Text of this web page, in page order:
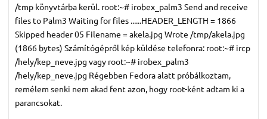
/tmp könyvtárba kerül. root:~# irobex_palm3 Send and receive
files to Palm3 Waiting for files ......HEADER_LENGTH = 1866
Skipped header 05 Filename = akela.jpg Wrote /tmp/akela.jpg
(1866 bytes) Számítógépről kép küldése telefonra: root:~# ircp
/hely/kep_neve.jpg vagy root:~# irobex_palm3
/hely/kep_neve.jpg Régebben Fedora alatt próbálkoztam,
remélem senki nem akad fent azon, hogy root-ként adtam ki a
parancsokat.